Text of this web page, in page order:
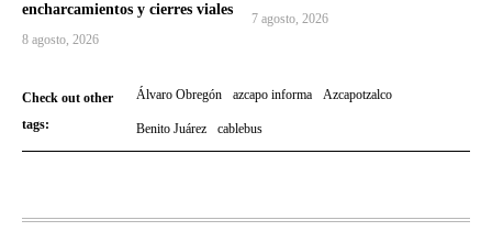
encharcamientos y cierres viales
8 agosto, 2026
7 agosto, 2026
Check out other
tags:
Álvaro Obregón azcapo informa Azcapotzalco
Benito Juárez cablebus